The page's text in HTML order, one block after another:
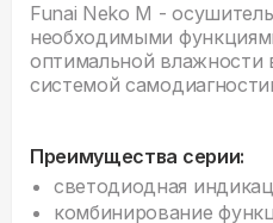
Funai Neko M -
необходимыми
оптимальной
системой
Преимущества серии:
светодиодная
комбинирование